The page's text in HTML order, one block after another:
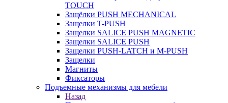
TOUCH
Защёлки PUSH MECHANICAL
Защелки T-PUSH
Защелки SALICE PUSH MAGNETIC
Защелки SALICE PUSH
Защелки PUSH-LATCH и M-PUSH
Защелки
Магниты
Фиксаторы
Подъемные механизмы для мебели
Назад